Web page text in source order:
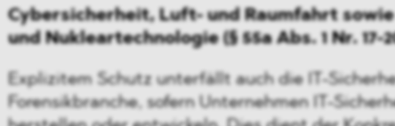
Cybersicherheit, Luft- und Raumfahrt
und Nukleartechnologie (§ 55a Abs. 1 Nr. 17-
Explizitem Schutz unterfällt auch die IT-
Forensikbranche, sofern Unternehmen IT-